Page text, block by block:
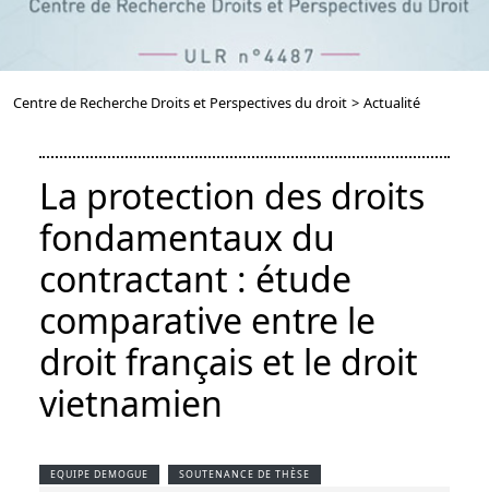
Centre de Recherche Droits et Perspectives du droit > Actualité
La protection des droits
fondamentaux du
contractant : étude
comparative entre le
droit français et le droit
vietnamien
EQUIPE DEMOGUE SOUTENANCE DE THÈSE